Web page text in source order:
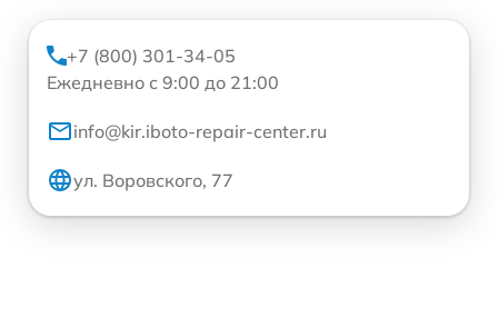
+7 (800) 301-34-05
Ежедневно с 9:00 до 21:00
info@kir.iboto-repair-center.ru
ул. Воровского, 77